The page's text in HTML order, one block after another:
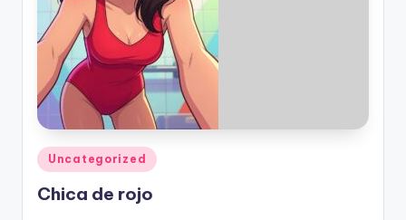
Publicado
en
Uncategorized
Chica de rojo